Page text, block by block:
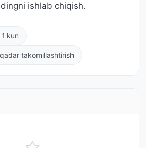
ishlab chiqish.
kun
takomillashtirish